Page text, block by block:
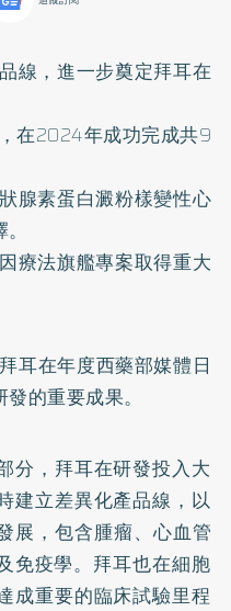
線，進一步奠定拜耳在
在2024年成功完成共9
腺素蛋白澱粉樣變性心
療法旗艦專案取得重大
耳在年度西藥部媒體日
發的重要成果。
分， 拜耳在研發投入大
建立差異化產品線， 以
展，包含腫瘤、心血管
疫學。 拜耳也在細胞
成重要的臨床試驗里程